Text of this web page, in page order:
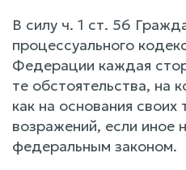
В силу ч. 1 ст. 56
процессуального
Федерации каждая
те обстоятельства, на
как на основания своих
возражений, если иное
федеральным законом.